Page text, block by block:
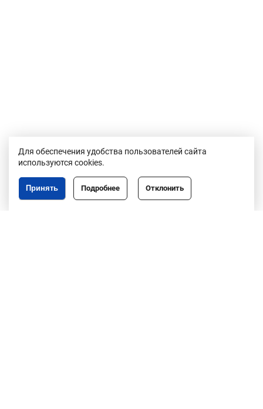
Для обеспечения удобства пользователей сайта
используются cookies.
Отклонить
Подробнее
Принять